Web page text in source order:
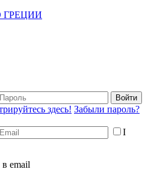
ГРЕЦИИ
Войти
здесь! Забыли пароль?
I
email